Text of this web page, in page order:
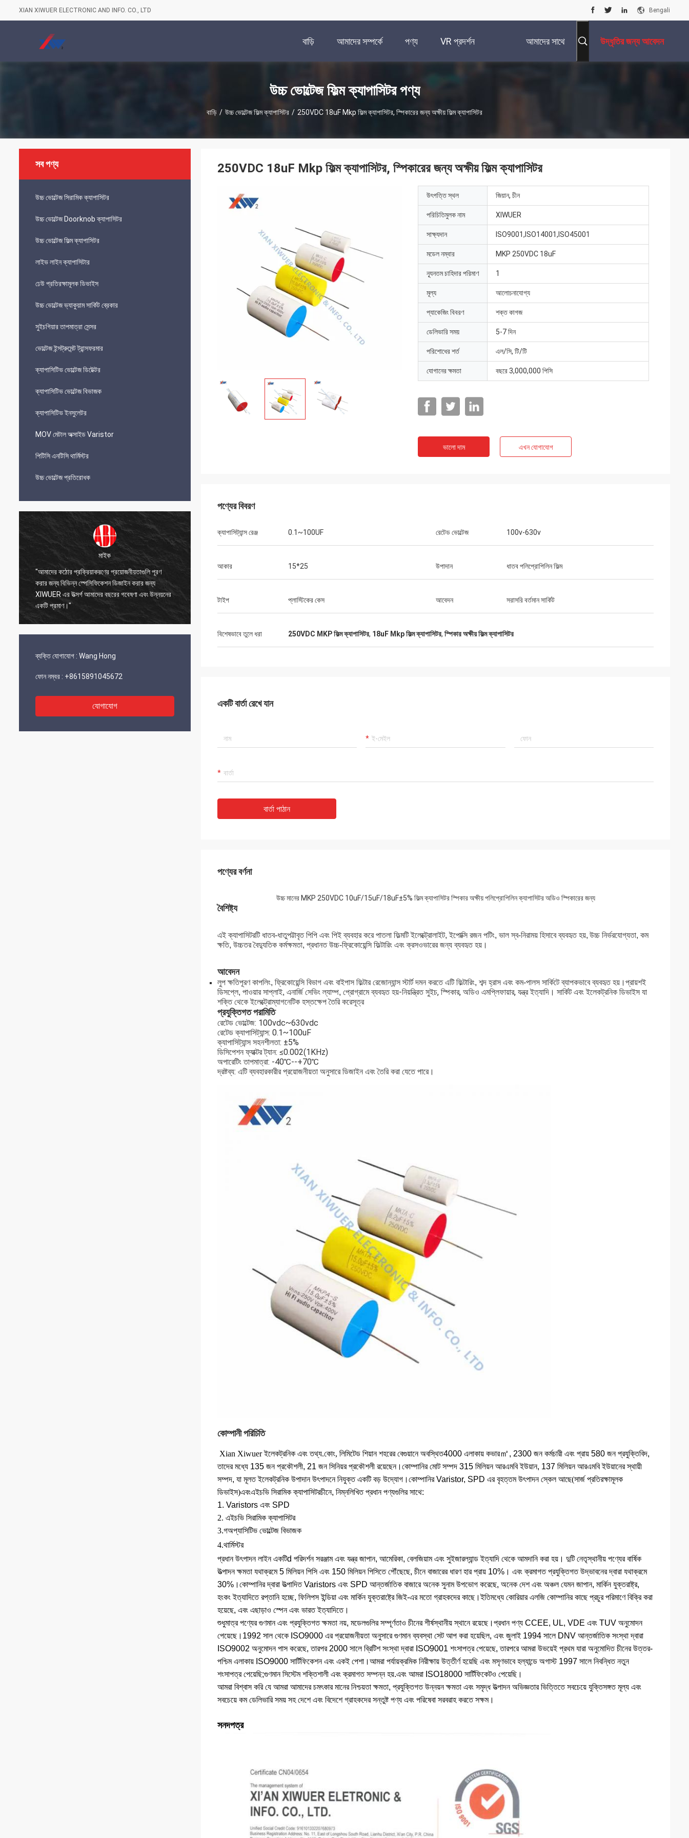
XIAN XIWUER ELECTRONIC AND INFO. CO., LTD Bengali
বাড়ি আমাদের সম্পর্কে পণ্য VR প্রদর্শন আমাদের সাথে উদ্ধৃতির জন্য আবেদন
উচ্চ ভোল্টেজ ফিল্ম ক্যাপাসিটর পণ্য
বাড়ি / উচ্চ ভোল্টেজ ফিল্ম ক্যাপাসিটর / 250VDC 18uF Mkp ফিল্ম ক্যাপাসিটর, স্পিকারের জন্য অক্ষীয় ফিল্ম ক্যাপাসিটর
সব পণ্য
উচ্চ ভোল্টেজ সিরামিক ক্যাপাসিটর
উচ্চ ভোল্টেজ Doorknob ক্যাপাসিটর
উচ্চ ভোল্টেজ ফিল্ম ক্যাপাসিটর
লাইভ লাইন ক্যাপাসিটার
ঢেউ প্রতিরক্ষামূলক ডিভাইস
উচ্চ ভোল্টেজ ভ্যাকুয়াম সার্কিট ব্রেকার
সুইচগিয়ার তাপমাত্রা সেন্সর
ভোল্টেজ ইন্সট্রুমেন্ট ট্রান্সফরমার
ক্যাপাসিটিভ ভোল্টেজ ডিটেক্টর
ক্যাপাসিটিভ ভোল্টেজ বিভাজক
ক্যাপাসিটিভ ইনসুলেটর
MOV মেটাল অক্সাইড Varistor
পিটিসি এনটিসি থার্মিস্টর
উচ্চ ভোল্টেজ প্রতিরোধক
মাইক
"আমাদের কঠোর প্রক্রিয়াকরণের প্রয়োজনীয়তাগুলি পূরণ
করার জন্য বিভিন্ন স্পেসিফিকেশন ডিজাইন করার জন্য
XIWUER এর উত্সর্গ আমাদের বছরের গবেষণা এবং উন্নয়নের
একটি প্রমাণ।"
“XIWUER খুবই উদ্ভাবনী। তারা চমৎকার, স্বজ্ঞাত পরিষেবা
ব্যক্তি যোগাযোগ : Wang Hong
ফোন নম্বর : +8615891045672
যোগাযোগ
250VDC 18uF Mkp ফিল্ম ক্যাপাসিটর, স্পিকারের জন্য অক্ষীয় ফিল্ম ক্যাপাসিটর
উৎপত্তি স্থল জিয়ান, চীন
পরিচিতিমুলক নাম XIWUER
সাক্ষ্যদান ISO9001,ISO14001,ISO45001
মডেল নম্বার MKP 250VDC 18uF
ন্যূনতম চাহিদার পরিমাণ 1
মূল্য আলোচনাযোগ্য
প্যাকেজিং বিবরণ শক্ত কাগজ
ডেলিভারি সময় 5-7 দিন
পরিশোধের শর্ত এল/সি, টি/টি
যোগানের ক্ষমতা বছরে 3,000,000 পিসি
ভালো দাম এখন যোগাযোগ
পণ্যের বিবরণ
ক্যাপাসিট্যান্স রেঞ্জ 0.1~100UF রেটেড ভোল্টেজ 100v-630v
আকার 15*25 উপাদান ধাতব পলিপ্রোপিলিন ফিল্ম
টাইপ প্লাস্টিকের কেস আবেদন সরাসরি বর্তমান সার্কিট
বিশেষভাবে তুলে ধরা 250VDC MKP ফিল্ম ক্যাপাসিটর, 18uF Mkp ফিল্ম ক্যাপাসিটর, স্পিকার অক্ষীয় ফিল্ম ক্যাপাসিটর
একটি বার্তা রেখে যান
বার্তা পাঠান
পণ্যের বর্ণনা
উচ্চ মানের MKP 250VDC 10uF/15uF/18uF±5% ফিল্ম ক্যাপাসিটর স্পিকার অক্ষীয় পলিপ্রোপিলিন ক্যাপাসিটর অডিও স্পিকারের জন্য
বৈশিষ্ট্য
এই ক্যাপাসিটরটি ধাতব-ধাতুপট্টাবৃত পিপি এবং পিই ব্যবহার করে পাতলা ফিল্মটি ইলেক্ট্রোলাইট, ইপোক্সি রজন পটিং, ভাল স্ব-নিরাময় হিসাবে ব্যবহৃত হয়, উচ্চ নির্ভরযোগ্যতা, কম
ক্ষতি, উচ্চতর বৈদ্যুতিক কর্মক্ষমতা, প্রধানত উচ্চ-ফ্রিকোয়েন্সি ফিল্টারিং এবং ক্রসওভারের জন্য ব্যবহৃত হয়।
আবেদন
লুপ ক্ষতিপূরণ কাপলিং, ফ্রিকোয়েন্সি বিভাগ এবং বাইপাস ফিল্টার রেজোন্যান্স স্টার্ট দমন করতে এটি ফিল্টারিং, শব্দ হ্রাস এবং কম-পালস সার্কিটে ব্যাপকভাবে ব্যবহৃত হয়।প্রায়শই
ডিসপ্লে, পাওয়ার সাপ্লাই, এনার্জি সেভিং ল্যাম্প, প্রোগ্রামে ব্যবহৃত হয়-নিয়ন্ত্রিত সুইচ, স্পিকার, অডিও এমপ্লিফায়ার, যন্ত্র ইত্যাদি। সার্কিট এবং ইলেকট্রনিক ডিভাইস যা
শক্তি থেকে ইলেক্ট্রোম্যাগনেটিক হস্তক্ষেপ তৈরি করেসূত্র
প্রযুক্তিগত পরামিতি
রেটেড ভোল্টেজ: 100vdc~630vdc
রেটেড ক্যাপাসিট্যান্স: 0.1~100uF
ক্যাপাসিট্যান্স সহনশীলতা: ±5%
ডিসিপেশন ফ্যাক্টর ট্যান: ≤0.002(1KHz)
অপারেটিং তাপমাত্রা: -40℃--+70℃
দ্রষ্টব্য: এটি ব্যবহারকারীর প্রয়োজনীয়তা অনুসারে ডিজাইন এবং তৈরি করা যেতে পারে।
কোম্পানী পরিচিতি
Xian Xiwuer ইলেকট্রনিক এবং তথ্য.কোং, লিমিটেড শিয়ান শহরের বেগুয়ানে অবস্থিত4000 এলাকায় কভার㎡ , 2300 জন কর্মচারী এবং প্রায় 580 জন প্রযুক্তিবিদ,
তাদের মধ্যে 135 জন প্রকৌশলী, 21 জন সিনিয়র প্রকৌশলী রয়েছেন।কোম্পানির মোট সম্পদ 315 মিলিয়ন আরএমবি ইউয়ান, 137 মিলিয়ন আরএমবি ইউয়ানের স্থায়ী
সম্পদ, যা মূলত ইলেকট্রনিক উপাদান উৎপাদনে নিযুক্ত একটি বড় উদ্যোগ।কোম্পানির Varistor, SPD এর বৃহত্তম উৎপাদন স্কেল আছে(সার্জ প্রতিরক্ষামূলক
ডিভাইস)এবংএইচভি সিরামিক ক্যাপাসিটরচীনে, নিম্নলিখিত প্রধান পণ্যগুলির সাথে:
1. Varistors এবং SPD
2. এইচভি সিরামিক ক্যাপাসিটর
3.গঅপ্যাসিটিভ ভোল্টেজ বিভাজক
4.থার্মিস্টর
প্রধান উৎপাদন লাইন একটিd পরিদর্শন সরঞ্জাম এবং যন্ত্র জাপান, আমেরিকা, বেলজিয়াম এবং সুইজারল্যান্ড ইত্যাদি থেকে আমদানি করা হয়। দুটি নেতৃস্থানীয় পণ্যের বার্ষিক
উত্পাদন ক্ষমতা যথাক্রমে 5 মিলিয়ন পিসি এবং 150 মিলিয়ন পিসিতে পৌঁছেছে, চীনে বাজারের ধারণ হার প্রায় 10%। এবং ক্রমাগত প্রযুক্তিগত উদ্ভাবনের দ্বারা যথাক্রমে
30%।কোম্পানির দ্বারা উত্পাদিত Varistors এবং SPD আন্তর্জাতিক বাজারে অনেক সুনাম উপভোগ করেছে, অনেক দেশ এবং অঞ্চল যেমন জাপান, মার্কিন যুক্তরাষ্ট্র,
হংকং ইত্যাদিতে রপ্তানি হচ্ছে, ফিলিপস ইন্ডিয়া এবং মার্কিন যুক্তরাষ্ট্রে জিই-এর মতো গ্রাহকদের কাছে।ইতিমধ্যে কোরিয়ার এলজি কোম্পানির কাছে প্রচুর পরিমাণে বিক্রি করা
হয়েছে, এবং এছাড়াও স্পেন এবং ভারত ইত্যাদিতে।
শুধুমাত্র পণ্যের গুণমান এবং প্রযুক্তিগত ক্ষমতা নয়, মডেলগুলির সম্পূর্ণতাও চীনের শীর্ষস্থানীয় স্থানে রয়েছে।প্রধান পণ্য CCEE, UL, VDE এবং TUV অনুমোদন
পেয়েছে।1992 সাল থেকে ISO9000 এর প্রয়োজনীয়তা অনুসারে গুণমান ব্যবস্থা সেট আপ করা হয়েছিল, এবং জুলাই 1994 সালে DNV আন্তর্জাতিক সংস্থা দ্বারা
ISO9002 অনুমোদন পাস করেছে, তারপর 2000 সালে ব্রিটিশ সংস্থা দ্বারা ISO9001 শংসাপত্র পেয়েছে, তারপরে আমরা উভয়েই প্রথম যারা অনুমোদিত চীনের উত্তর-
পশ্চিম এলাকায় ISO9000 সার্টিফিকেশন এবং একই পেশা।আমরা পর্যায়ক্রমিক নিরীক্ষায় উত্তীর্ণ হয়েছি এবং মসৃণভাবে হল্যান্ডে অগাস্ট 1997 সালে নিবন্ধিত নতুন
শংসাপত্র পেয়েছি;গুণমান সিস্টেম শক্তিশালী এবং ক্রমাগত সম্পন্ন হয়.এবং আমরা ISO18000 সার্টিফিকেটও পেয়েছি।
আমরা বিশ্বাস করি যে আমরা আমাদের চমৎকার মানের নিশ্চয়তা ক্ষমতা, প্রযুক্তিগত উন্নয়ন ক্ষমতা এবং সমৃদ্ধ উত্পাদন অভিজ্ঞতার ভিত্তিতে সবচেয়ে যুক্তিসঙ্গত মূল্য এবং
সবচেয়ে কম ডেলিভারি সময় সহ দেশে এবং বিদেশে গ্রাহকদের সন্তুষ্ট পণ্য এবং পরিষেবা সরবরাহ করতে সক্ষম।
সনদপত্র